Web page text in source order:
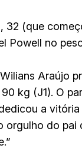
32 (que
Powell no
Araújo
kg (J1). O
a
orgulho do